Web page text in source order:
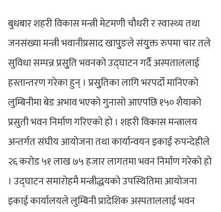
बुधबार शहरी विकास मन्त्री मेटमणी चौधरी र स्वास्थ्य तथा
जनसंख्या मन्त्री भवानीप्रसाद खापुुङले संयुुक्त रुपमा चार तले
सुविधा सम्पन्न प्रसुुति भवनको उद्घाटन गर्दै अस्पताललाई
हस्तान्तरण गरेका हुन् । प्रसुुतिका लागि भरपर्दो मानिएको
लुम्बिनीमा बेड अभाव भएको गुनासो आएपछि १५० शैयाको
प्रसुती भवन निर्माण गरिएको हो । शहरी विकास मन्त्रालय
अन्तर्गत संघीय आयोजना तथा कार्यान्वयन इकाई रुपन्देहीले
२६ करोड ५१ लाख ७५ हजार लागतमा भवन निर्माण गरेको हो
। उद्घाटन समारोहमै मन्त्रीद्धयको उपस्थितिमा आयोजना
इकाई कार्यालयले लुम्बिनी प्रादेशिक अस्पताललाई भवन